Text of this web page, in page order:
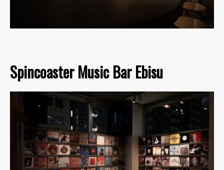
Spincoaster Music Bar Ebisu